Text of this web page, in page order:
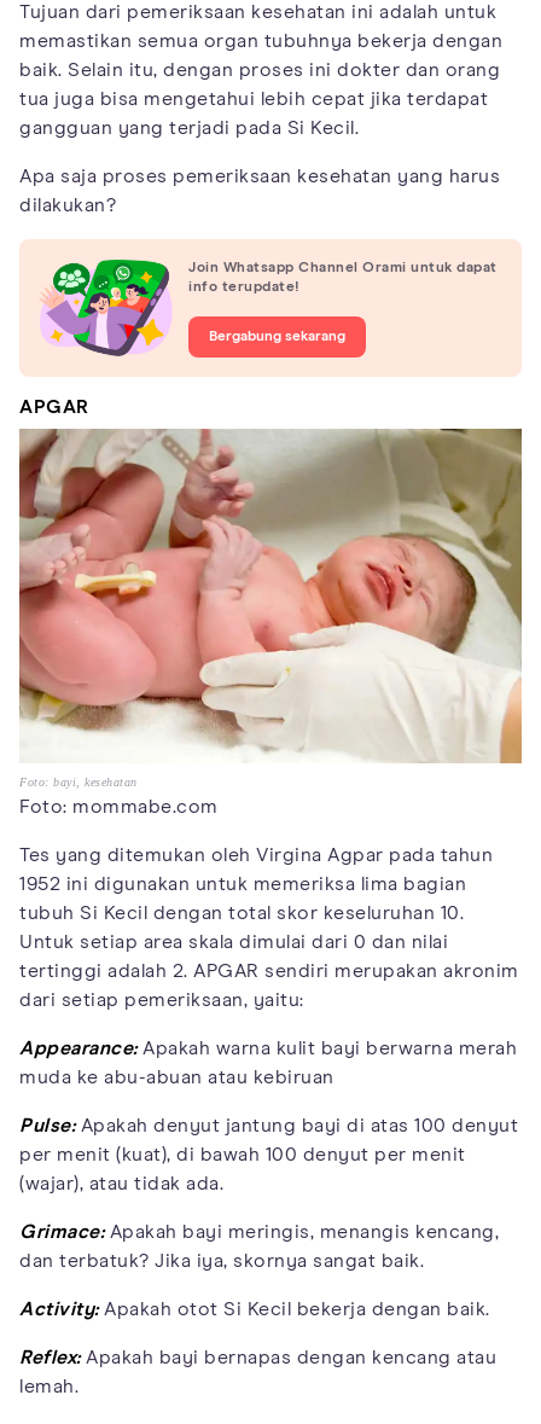
Tujuan dari pemeriksaan kesehatan ini adalah untuk
memastikan semua organ tubuhnya bekerja dengan
baik. Selain itu, dengan proses ini dokter dan orang
tua juga bisa mengetahui lebih cepat jika terdapat
gangguan yang terjadi pada Si Kecil.
Apa saja proses pemeriksaan kesehatan yang harus
dilakukan?
Join Whatsapp Channel Orami untuk dapat
info terupdate!
Bergabung sekarang
APGAR
Foto: bayi, kesehatan
Foto: mommabe.com
Tes yang ditemukan oleh Virgina Agpar pada tahun
1952 ini digunakan untuk memeriksa lima bagian
tubuh Si Kecil dengan total skor keseluruhan 10.
Untuk setiap area skala dimulai dari 0 dan nilai
tertinggi adalah 2. APGAR sendiri merupakan akronim
dari setiap pemeriksaan, yaitu:
Appearance:Apakah warna kulit bayi berwarna merah
muda ke abu-abuan atau kebiruan
Pulse:Apakah denyut jantung bayi di atas 100 denyut
per menit (kuat), di bawah 100 denyut per menit
(wajar), atau tidak ada.
Grimace:Apakah bayi meringis, menangis kencang,
dan terbatuk? Jika iya, skornya sangat baik.
Activity:Apakah otot Si Kecil bekerja dengan baik.
Reflex:Apakah bayi bernapas dengan kencang atau
lemah.